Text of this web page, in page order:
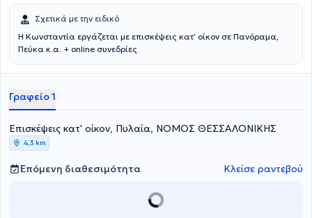
Σχετικά με την ειδικό
Η Κωνσταντία εργάζεται με επισκέψεις κατ’ οίκον σε Πανόραμα,
Πεύκα κ.α. + online συνεδρίες
Γραφείο 1
Επισκέψεις κατ' οίκον, Πυλαία, ΝΟΜΟΣ ΘΕΣΣΑΛΟΝΙΚΗΣ
4,3 km
Επόμενη διαθεσιμότητα Κλείσε ραντεβού